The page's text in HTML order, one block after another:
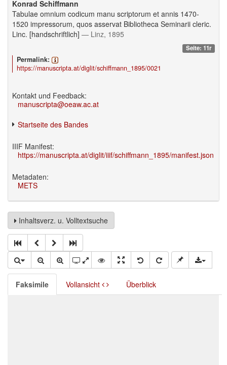
Konrad Schiffmann
Tabulae omnium codicum manu scriptorum et annis 1470-
1520 impressorum, quos asservat Bibliotheca Seminarii cleric.
Linc. [handschriftlich] — Linz, 1895
Seite: 11r
Permalink:
https://manuscripta.at/diglit/schiffmann_1895/0021
Kontakt und Feedback:
manuscripta@oeaw.ac.at
Startseite des Bandes
IIIF Manifest:
https://manuscripta.at/diglit/iiif/schiffmann_1895/manifest.json
Metadaten:
METS
Inhaltsverz. u. Volltextsuche
Faksimile Vollansicht Überblick